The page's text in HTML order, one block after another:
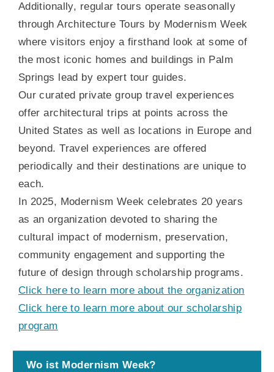
Additionally, regular tours operate seasonally
through Architecture Tours by Modernism Week
where visitors enjoy a firsthand look at some of
the most iconic homes and buildings in Palm
Springs lead by expert tour guides.
Our curated private group travel experiences
offer architectural trips at points across the
United States as well as locations in Europe and
beyond. Travel experiences are offered
periodically and their destinations are unique to
each.
In 2025, Modernism Week celebrates 20 years
as an organization devoted to sharing the
cultural impact of modernism, preservation,
community engagement and supporting the
future of design through scholarship programs.
Click here to learn more about the organization
Click here to learn more about our scholarship
program
Wo ist Modernism Week?